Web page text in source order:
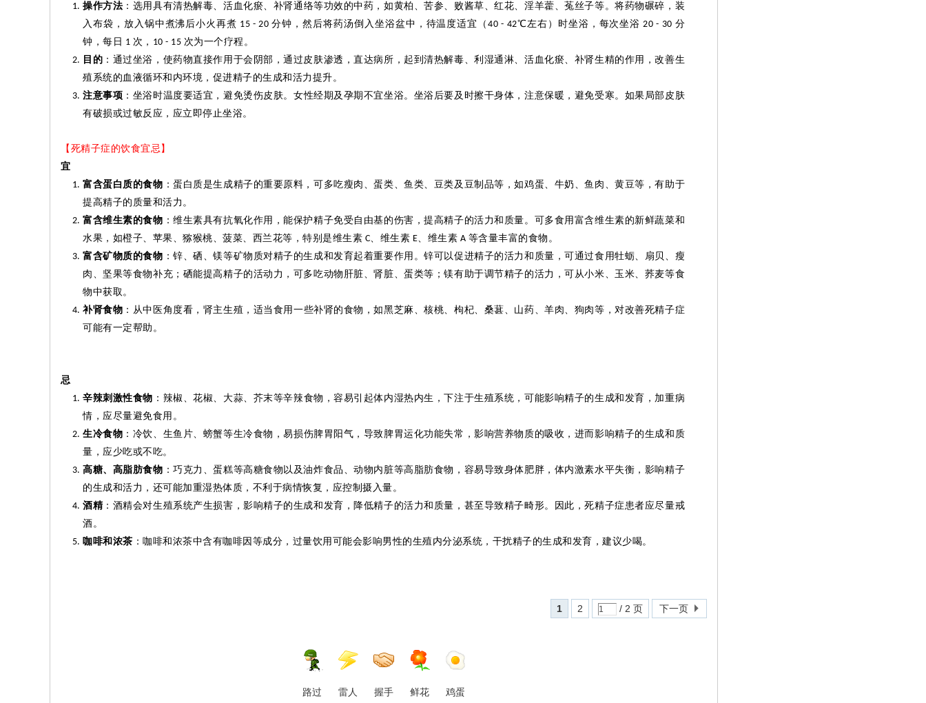
操作方法 ：选用具有清热解毒、活血化瘀、补肾通络等功效的中药，如黄柏、苦参、败酱草、红花、淫羊藿、菟丝子等。将药物碾碎，装
入布袋，放入锅中煮沸后小火再煮 15 - 20分钟，然后将药汤倒入坐浴盆中，待温度适宜（40 - 42℃左右）时坐浴，每次坐浴 20 - 30 分
钟，每日 1 次， 10 - 15 次为一个疗程。
目的 ：通过坐浴，使药物直接作用于会阴部，通过皮肤渗透，直达病所，起到清热解毒、利湿通淋、活血化瘀、补肾生精的作用，改善生
殖系统的血液循环和内环境，促进精子的生成和活力提升。
注意事项 ：坐浴时温度要适宜，避免烫伤皮肤。女性经期及孕期不宜坐浴。坐浴后要及时擦干身体，注意保暖，避免受寒。如果局部皮肤
有破损或过敏反应，应立即停止坐浴。
【死精子症的饮食宜忌】
宜
富含蛋白质的食物 ：蛋白质是生成精子的重要原料，可多吃瘦肉、蛋类、鱼类、豆类及豆制品等，如鸡蛋、牛奶、鱼肉、黄豆等，有助于
提高精子的质量和活力。
富含维生素的食物 ：维生素具有抗氧化作用，能保护精子免受自由基的伤害，提高精子的活力和质量。可多食用富含维生素的新鲜蔬菜和
水果，如橙子、苹果、猕猴桃、菠菜、西兰花等，特别是维生素 C、维生素 E、维生素 A 等含量丰富的食物。
富含矿物质的食物 ：锌、硒、镁等矿物质对精子的生成和发育起着重要作用。锌可以促进精子的活力和质量，可通过食用牡蛎、扇贝、瘦
肉、坚果等食物补充；硒能提高精子的活动力，可多吃动物肝脏、肾脏、蛋类等；镁有助于调节精子的活力，可从小米、玉米、荞麦等食
物中获取。
补肾食物 ：从中医角度看，肾主生殖，适当食用一些补肾的食物，如黑芝麻、核桃、枸杞、桑葚、山药、羊肉、狗肉等，对改善死精子症
可能有一定帮助。
忌
辛辣刺激性食物 ：辣椒、花椒、大蒜、芥末等辛辣食物，容易引起体内湿热内生，下注于生殖系统，可能影响精子的生成和发育，加重病
情，应尽量避免食用。
生冷食物 ：冷饮、生鱼片、螃蟹等生冷食物，易损伤脾胃阳气，导致脾胃运化功能失常，影响营养物质的吸收，进而影响精子的生成和质
量，应少吃或不吃。
高糖、高脂肪食物 ：巧克力、蛋糕等高糖食物以及油炸食品、动物内脏等高脂肪食物，容易导致身体肥胖，体内激素水平失衡，影响精子
的生成和活力，还可能加重湿热体质，不利于病情恢复，应控制摄入量。
酒精：酒精会对生殖系统产生损害，影响精子的生成和发育，降低精子的活力和质量，甚至导致精子畸形。因此，死精子症患者应尽量戒
酒。
咖啡和浓茶 ：咖啡和浓茶中含有咖啡因等成分，过量饮用可能会影响男性的生殖内分泌系统，干扰精子的生成和发育，建议少喝。
1 2 / 2 页 下一页
路过 雷人 握手 鲜花 鸡蛋